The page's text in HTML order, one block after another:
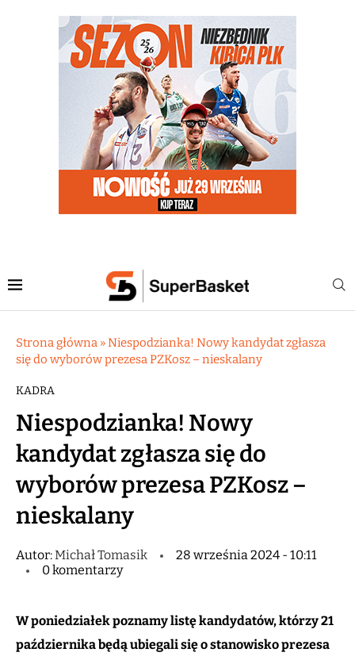
Strona główna »Niespodzianka! Nowy kandydat zgłasza
się do wyborów prezesa PZKosz – nieskalany
KADRA
Niespodzianka! Nowy
kandydat zgłasza się do
wyborów prezesa PZKosz –
nieskalany
Autor:Michał Tomasik
28 września 2024 - 10:11
0 komentarzy
W poniedziałek poznamy listę kandydatów, którzy 21
października będą ubiegali się o stanowisko prezesa